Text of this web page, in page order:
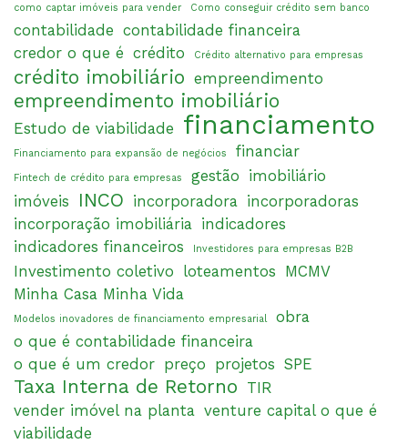
como captar imóveis para vender
Como conseguir crédito sem banco
contabilidade contabilidade financeira
credor o que é crédito Crédito alternativo para empresas
crédito imobiliário empreendimento
empreendimento imobiliário
Estudo de viabilidade financiamento
Financiamento para expansão de negócios financiar
Fintech de crédito para empresas gestão imobiliário
imóveis
INCO incorporadora incorporadoras
incorporação imobiliária indicadores
indicadores financeiros
Investidores para empresas B2B
Investimento coletivo loteamentos MCMV
Minha Casa Minha Vida
Modelos inovadores de financiamento empresarial
obra
o que é contabilidade financeira
o que é um credor preço projetos SPE
Taxa Interna de Retorno TIR
vender imóvel na planta venture capital o que é
viabilidade